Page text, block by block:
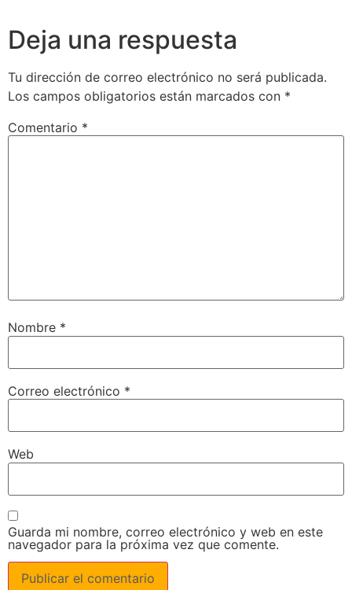
Deja una respuesta
Tu dirección de correo electrónico no será publicada.
Los campos obligatorios están marcados con *
Comentario *
Nombre *
Correo electrónico *
Web
Guarda mi nombre, correo electrónico y web en este
navegador para la próxima vez que comente.